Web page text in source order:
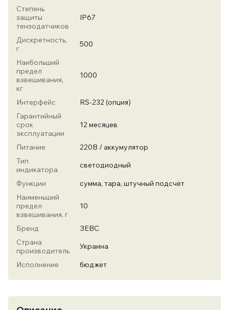
Степень
защиты
тензодатчиков
IP67
Дискретность,
г
500
Наибольший
предел
взвешивания,
кг
1000
Интерфейс
RS-232 (опция)
Гарантийный
срок
эксплуатации
12 месяцев
Питание
220В / аккумулятор
Тип
индикатора
светодиодный
Функции
сумма, тара, штучный подсчёт
Наименьший
предел
взвешивания, г
10
Бренд
ЗЕВС
Страна
производитель
Украина
Исполнение
бюджет